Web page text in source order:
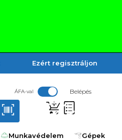
Ezért regisztráljon
ÁFA-val Belépés
Munkavédelem Gépek